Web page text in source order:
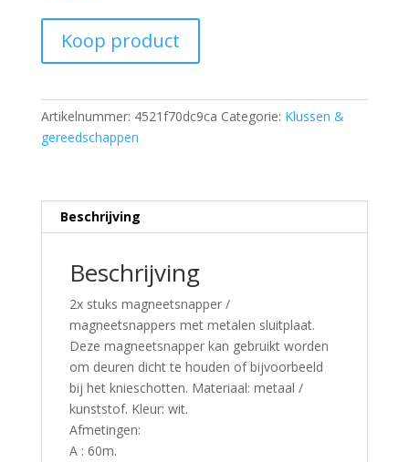
Koop product
Artikelnummer: 4521f70dc9ca Categorie: Klussen &
gereedschappen
Beschrijving
Beschrijving
2x stuks magneetsnapper /
magneetsnappers met metalen sluitplaat.
Deze magneetsnapper kan gebruikt worden
om deuren dicht te houden of bijvoorbeeld
bij het knieschotten. Materiaal: metaal /
kunststof. Kleur: wit.
Afmetingen:
A : 60m.